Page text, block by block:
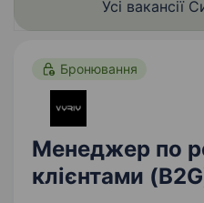
Усі вакансії
Бронювання
Менеджер по
клієнтами